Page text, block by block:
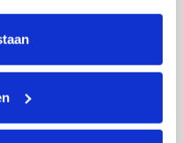
onderaan de pagina. De
tabblad “details”.